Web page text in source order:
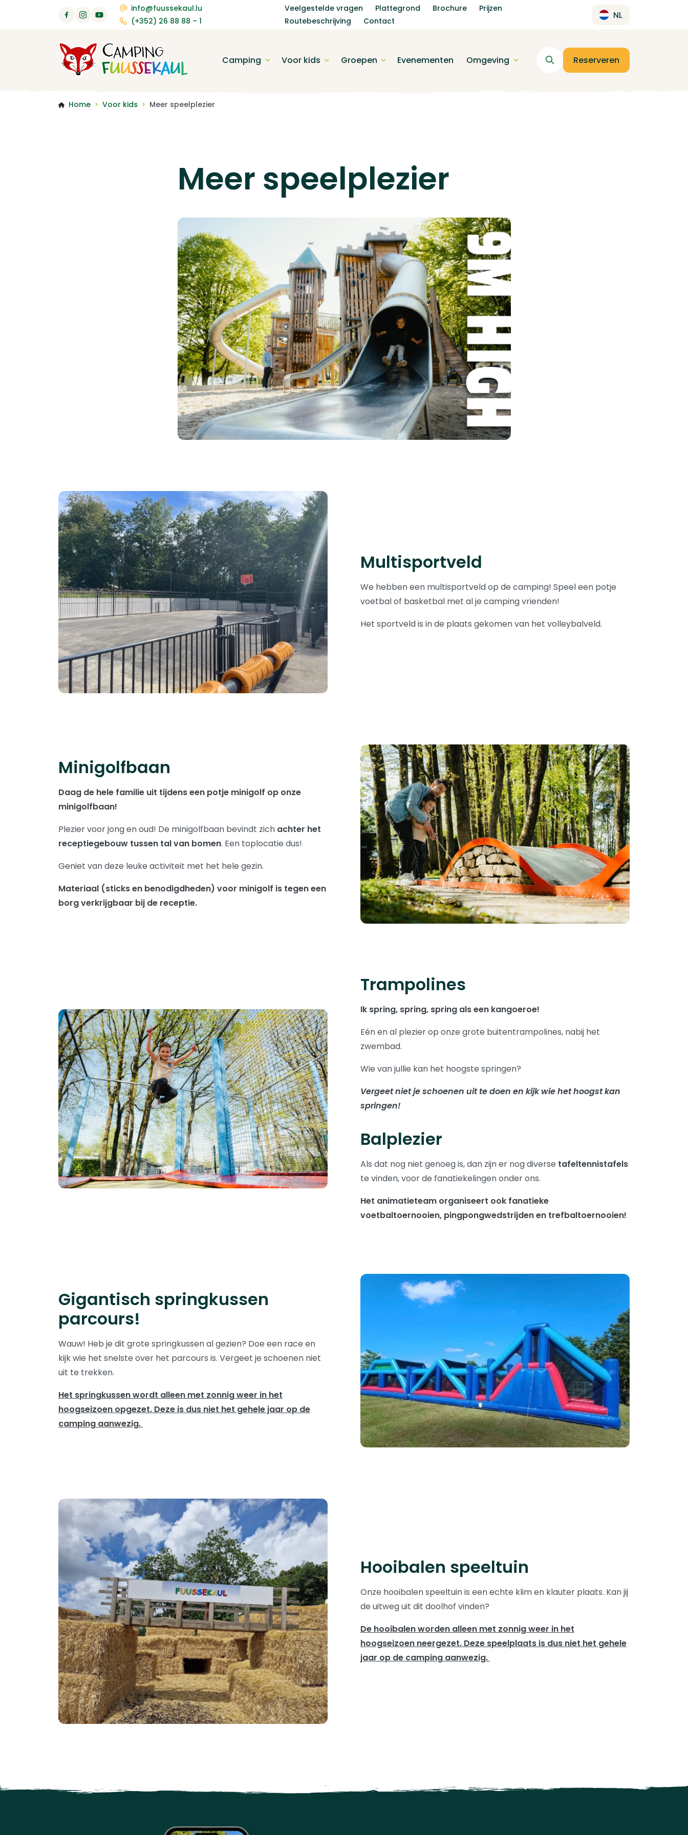
info@fuussekaul.lu
(+352) 26 88 88 – 1
Veelgestelde vragen Plattegrond Brochure
Prijzen
Routebeschrijving
Contact
NL
Camping Voor kids Groepen Evenementen Omgeving Reserveren
Home > Voor kids > Meer speelplezier
Meer speelplezier
Multisportveld
We hebben een multisportveld op de camping! Speel een potje
voetbal of basketbal met al je camping vrienden!
Het sportveld is in de plaats gekomen van het volleybalveld.
Minigolfbaan
Daag de hele familie uit tijdens een potje minigolf op onze
minigolfbaan!
Plezier voor jong en oud! De minigolfbaan bevindt zich achter het
receptiegebouw tussen tal van bomen. Een toplocatie dus!
Geniet van deze leuke activiteit met het hele gezin.
Materiaal (sticks en benodigdheden) voor minigolf is tegen een
borg verkrijgbaar bij de receptie.
Trampolines
Ik spring, spring, spring als een kangoeroe!
Eén en al plezier op onze grote buitentrampolines, nabij het
zwembad.
Wie van jullie kan het hoogste springen?
Vergeet niet je schoenen uit te doen en kijk wie het hoogst kan
springen!
Balplezier
Als dat nog niet genoeg is, dan zijn er nog diverse tafeltennistafels
te vinden, voor de fanatiekelingen onder ons.
Het animatieteam organiseert ook fanatieke
voetbaltoernooien, pingpongwedstrijden en trefbaltoernooien!
Gigantisch springkussen
parcours!
Wauw! Heb je dit grote springkussen al gezien? Doe een race en
kijk wie het snelste over het parcours is. Vergeet je schoenen niet
uit te trekken.
Het springkussen wordt alleen met zonnig weer in het
hoogseizoen opgezet. Deze is dus niet het gehele jaar op de
camping aanwezig.
Hooibalen speeltuin
Onze hooibalen speeltuin is een echte klim en klauter plaats. Kan jij
de uitweg uit dit doolhof vinden?
De hooibalen worden alleen met zonnig weer in het
hoogseizoen neergezet. Deze speelplaats is dus niet het gehele
jaar op de camping aanwezig.